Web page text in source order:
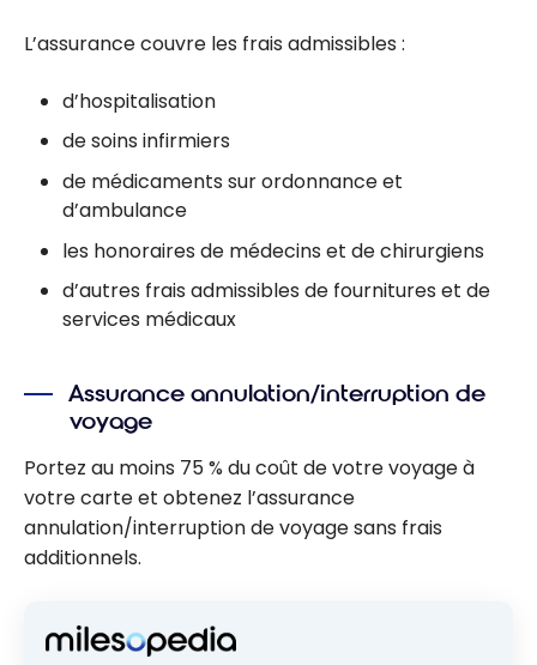
L’assurance couvre les frais admissibles :
d’hospitalisation
de soins infirmiers
de médicaments sur ordonnance et
d’ambulance
les honoraires de médecins et de chirurgiens
d’autres frais admissibles de fournitures et de
services médicaux
Assurance annulation/interruption de
voyage
Portez au moins 75 % du coût de votre voyage à
votre carte et obtenez l’assurance
annulation/interruption de voyage sans frais
additionnels.